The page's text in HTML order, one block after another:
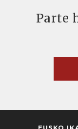
Parte